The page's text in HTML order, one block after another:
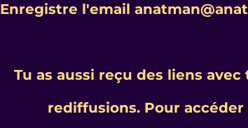
Enregistre l'email
Tu as aussi reçu des liens
rediffusions. Pour